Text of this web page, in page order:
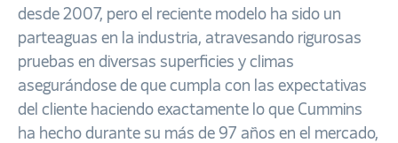
desde 2007, pero el reciente modelo ha sido un
parteaguas en la industria, atravesando rigurosas
pruebas en diversas superficies y climas
asegurándose de que cumpla con las expectativas
del cliente haciendo exactamente lo que Cummins
ha hecho durante su más de 97 años en el mercado,